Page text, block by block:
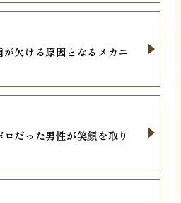
欠ける原因となるメカニ
だった男性が笑顔を取り